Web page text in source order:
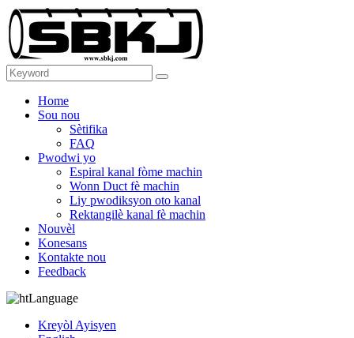
Home
Sou nou
Sètifika
FAQ
Pwodwi yo
Espiral kanal fòme machin
Wonn Duct fè machin
Liy pwodiksyon oto kanal
Rektangilè kanal fè machin
Nouvèl
Konesans
Kontakte nou
Feedback
Language
Kreyòl Ayisyen